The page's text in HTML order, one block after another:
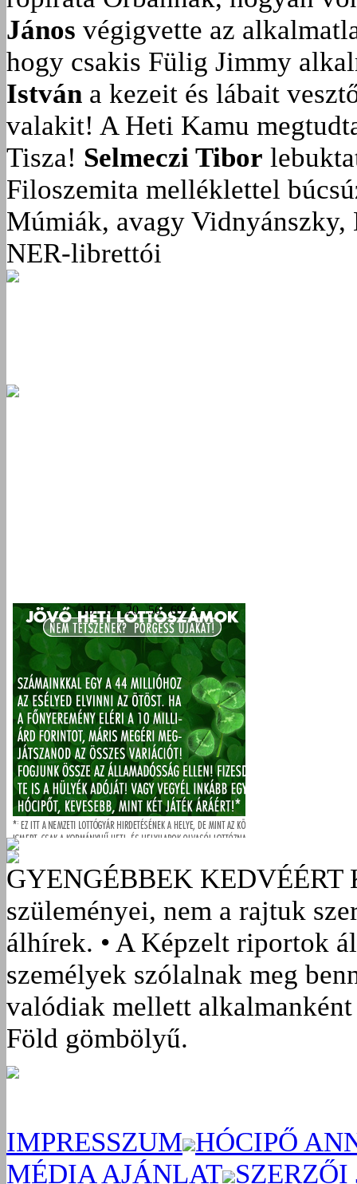
János végigvette az
hogy csakis Fülig Jimmy
István a kezeit és lábait
valakit! A Heti Kamu
Tisza! Selmeczi Tibor
Filoszemita melléklettel
Múmiák, avagy Vidnyánszky,
NER-librettói
GYENGÉBBEK KEDVÉÉRT
szüleményei, nem a rajtuk
álhírek. • A Képzelt riportok
személyek szólalnak meg
valódiak mellett
Föld gömbölyű.
IMPRESSZUM HÓCIPŐ
MÉDIA AJÁNLAT SZERZŐI